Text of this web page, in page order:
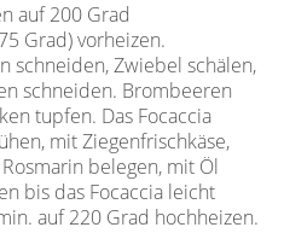
auf 200 Grad
Grad) vorheizen.
schneiden, Zwiebel schälen,
schneiden. Brombeeren
tupfen. Das Focaccia
mit Ziegenfrischkäse,
belegen, mit Öl
bis das Focaccia leicht
auf 220 Grad hochheizen.